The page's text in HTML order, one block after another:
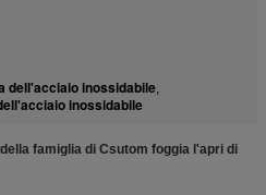
dell'acciaio inossidabile,
inossidabile
famiglia di Csutom foggia l'apri di